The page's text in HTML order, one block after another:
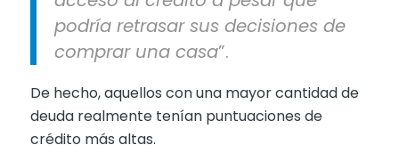
podría retrasar sus decisiones de
comprar una casa”.
De hecho, aquellos con una mayor cantidad de
deuda realmente tenían puntuaciones de
crédito más altas.